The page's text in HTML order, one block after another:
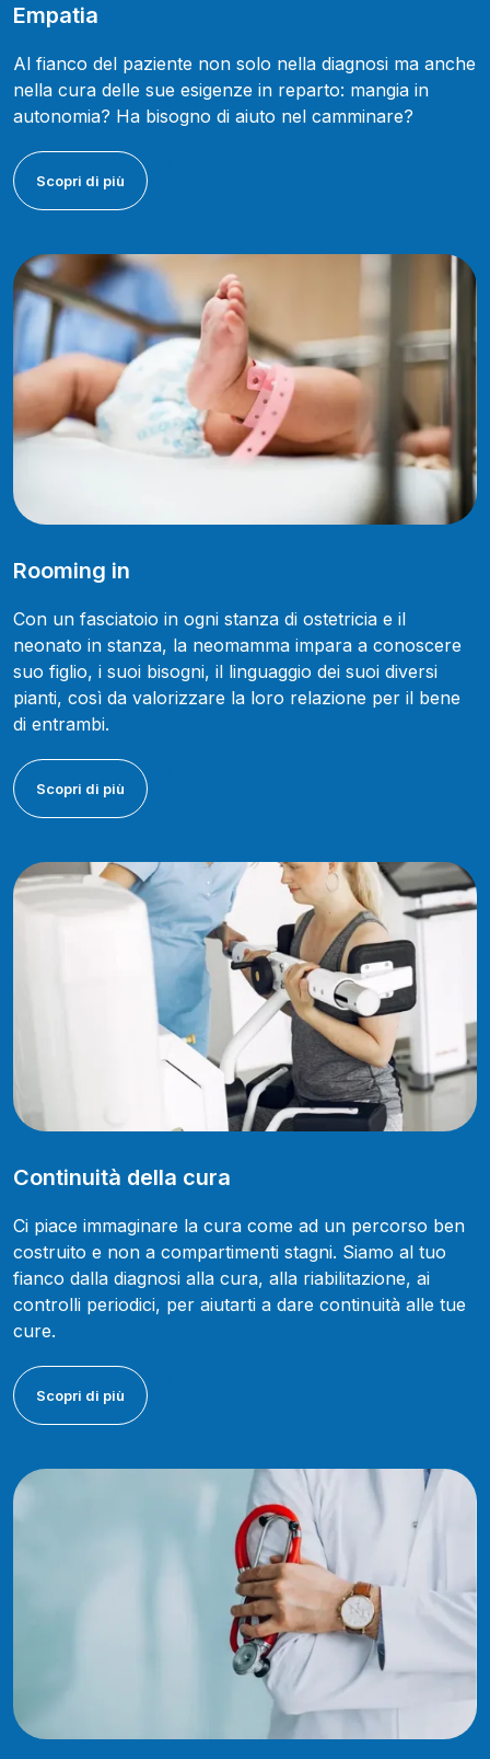
Empatia
Al fianco del paziente non solo nella diagnosi ma anche
nella cura delle sue esigenze in reparto: mangia in
autonomia? Ha bisogno di aiuto nel camminare?
Scopri di più
Rooming in
Con un fasciatoio in ogni stanza di ostetricia e il
neonato in stanza, la neomamma impara a conoscere
suo figlio, i suoi bisogni, il linguaggio dei suoi diversi
pianti, così da valorizzare la loro relazione per il bene
di entrambi.
Scopri di più
Continuità della cura
Ci piace immaginare la cura come ad un percorso ben
costruito e non a compartimenti stagni. Siamo al tuo
fianco dalla diagnosi alla cura, alla riabilitazione, ai
controlli periodici, per aiutarti a dare continuità alle tue
cure.
Scopri di più